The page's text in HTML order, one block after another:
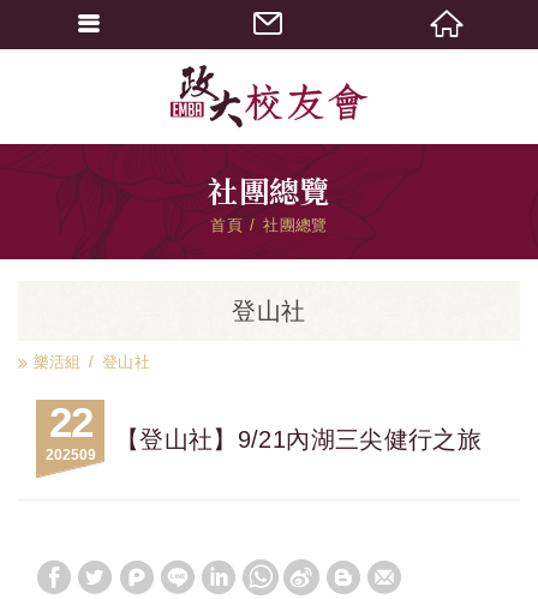
社團總覽
首頁 社團總覽
登山社
樂活組 登山社
22
09
2025
【登山社】9/21內湖三尖健行之旅